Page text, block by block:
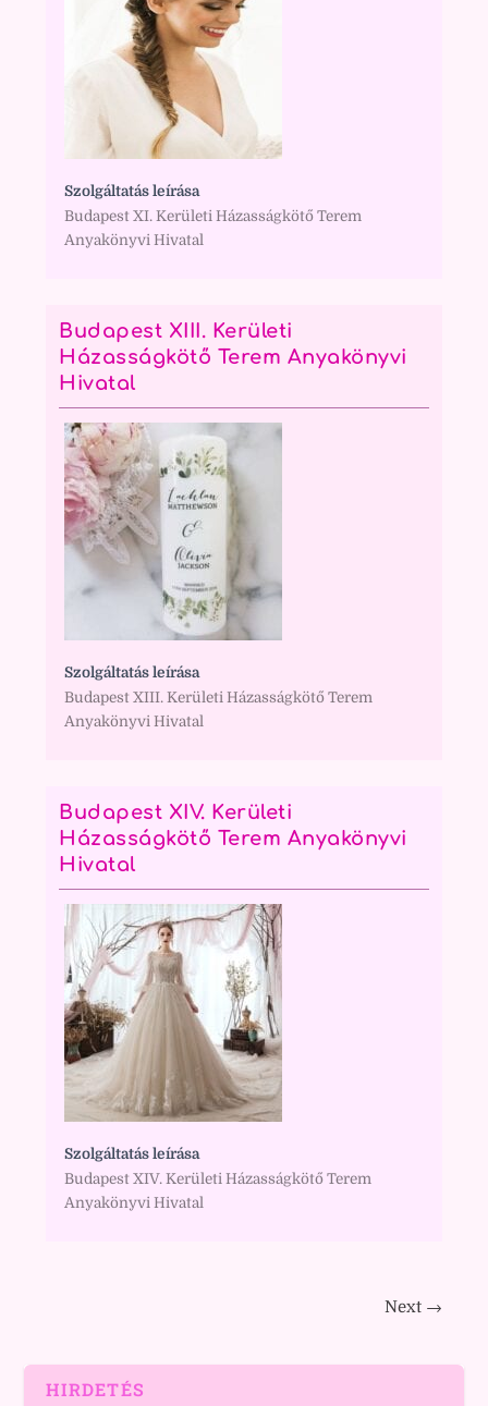
Szolgáltatás leírása
Budapest XI. Kerületi Házasságkötő Terem
Anyakönyvi Hivatal
Budapest XIII. Kerületi
Házasságkötő Terem Anyakönyvi
Hivatal
Szolgáltatás leírása
Budapest XIII. Kerületi Házasságkötő Terem
Anyakönyvi Hivatal
Budapest XIV. Kerületi
Házasságkötő Terem Anyakönyvi
Hivatal
Szolgáltatás leírása
Budapest XIV. Kerületi Házasságkötő Terem
Anyakönyvi Hivatal
Next →
HIRDETÉS